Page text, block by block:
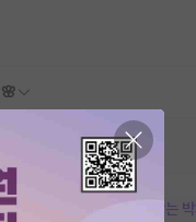
본문이 수정되지 않는